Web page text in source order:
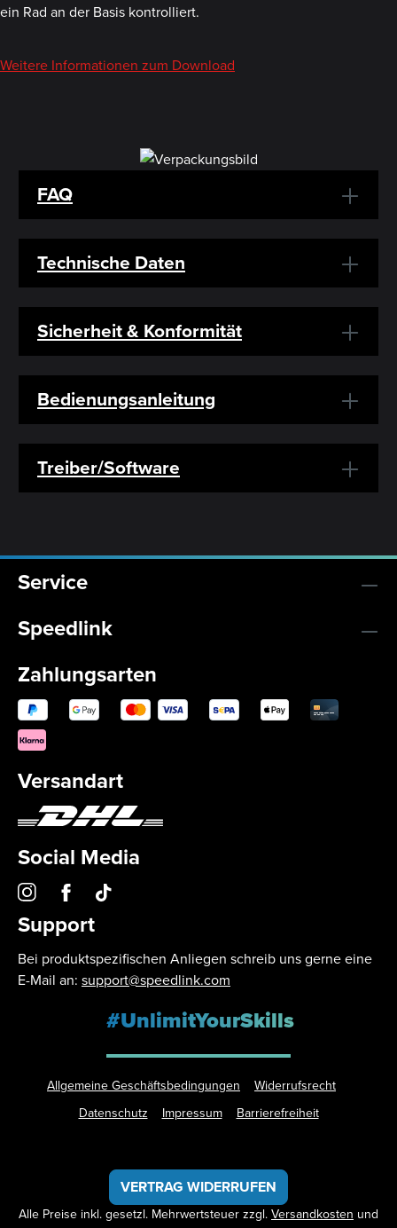
ein Rad an der Basis kontrolliert.
Weitere Informationen zum Download
FAQ
Technische Daten
Sicherheit & Konformität
Bedienungsanleitung
Treiber/Software
Service
Speedlink
Zahlungsarten
Versandart
Social Media
Support
Bei produktspezifischen Anliegen schreib uns gerne eine
E-Mail an: support@speedlink.com
#UnlimitYourSkills
Allgemeine Geschäftsbedingungen
Widerrufsrecht
Datenschutz
Impressum Barrierefreiheit
VERTRAG WIDERRUFEN
Alle Preise inkl. gesetzl. Mehrwertsteuer zzgl. Versandkosten und